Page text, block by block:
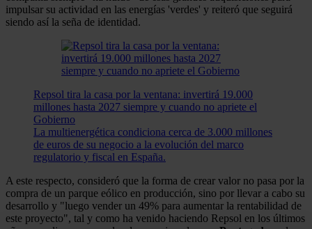
impulsar su actividad en las energías 'verdes' y reiteró que seguirá
siendo así la seña de identidad.
Repsol tira la casa por la ventana: invertirá 19.000
millones hasta 2027 siempre y cuando no apriete el
Gobierno
La multienergética condiciona cerca de 3.000 millones
de euros de su negocio a la evolución del marco
regulatorio y fiscal en España.
A este respecto, consideró que la forma de crear valor no pasa por la
compra de un parque eólico en producción, sino por llevar a cabo su
desarrollo y "luego vender un 49% para aumentar la rentabilidad de
este proyecto", tal y como ha venido haciendo Repsol en los últimos